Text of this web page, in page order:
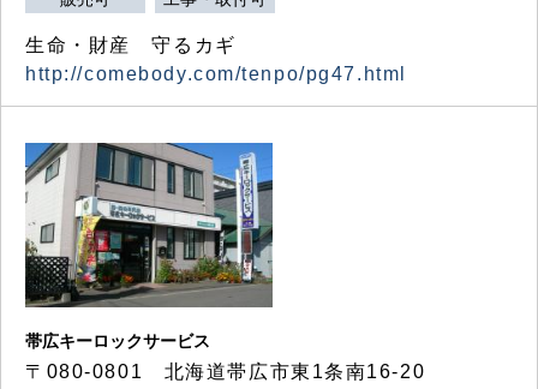
生命・財産 守るカギ
http://comebody.com/tenpo/pg47.html
帯広キーロックサービス
〒080-0801 北海道帯広市東1条南16-20